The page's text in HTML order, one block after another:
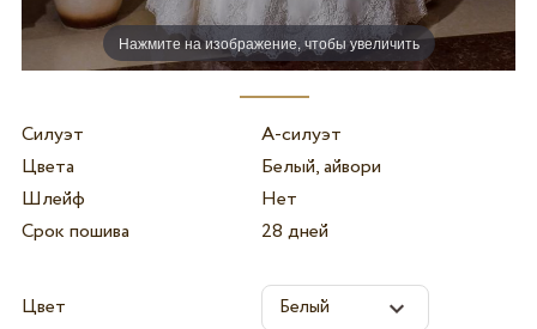
Нажмите на изображение, чтобы увеличить
Силуэт
А-силуэт
Цвета
Белый, айвори
Шлейф
Нет
Срок пошива
28 дней
Цвет